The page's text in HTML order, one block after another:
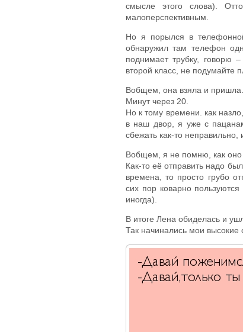
смысле этого слова).
малоперспективным.
Но я порылся в
обнаружил там телефон
поднимает трубку, говорю
второй класс, не подумайте
Вобщем, она взяла и пришла.
Минут через 20.
Но к тому времени. как
в наш двор, я уже с
сбежать как-то неправильно,
Вобщем, я не помню, как оно
Как-то её отправить надо
времена, то просто грубо
сих пор коварно
иногда).
В итоге Лена обиделась и
Так начинались мои высокие